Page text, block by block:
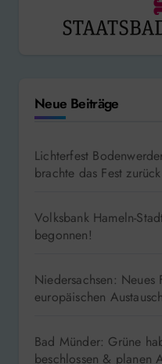
Neue Beiträge
Lichterfest
brachte das Fest zurück
Volksbank Hameln-
begonnen!
Niedersachsen:
europäischen Austausch
Bad Münder: Grüne
beschlossen & planen